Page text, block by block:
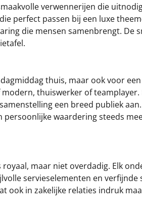
verwennerijen die
perfect passen bij een luxe
die mensen samenbrengt. De
thuis, maar ook voor
thuiswerker of teamplayer.
een breed publiek
persoonlijke waardering steeds
maar niet overdadig. Elk
servieselementen en verfijnde
ook in zakelijke relaties indruk